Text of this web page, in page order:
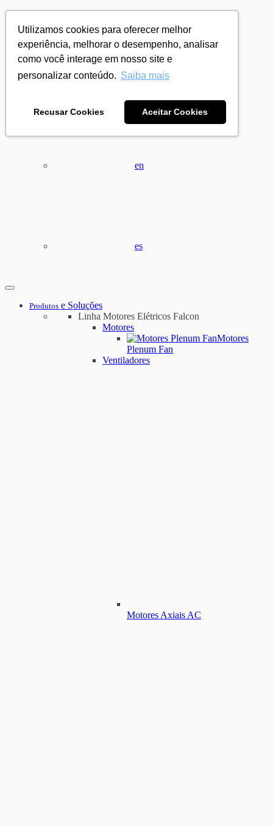
Utilizamos cookies para oferecer melhor
experiência, melhorar o desempenho, analisar
como você interage em nosso site e
personalizar conteúdo. Saiba mais
Recusar Cookies Aceitar Cookies
en
es
Produtos e Soluções
Linha Motores Elétricos Falcon
Motores
Motores
Plenum Fan
Ventiladores
Motores Axiais AC